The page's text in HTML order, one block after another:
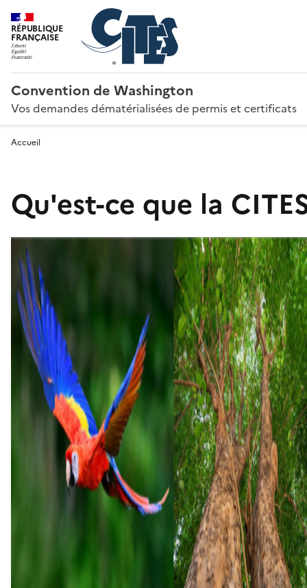
RÉPUBLIQUE
FRANÇAISE
Convention de Washington
Vos demandes dématérialisées de permis et certificats
Accueil
Qu'est-ce que la